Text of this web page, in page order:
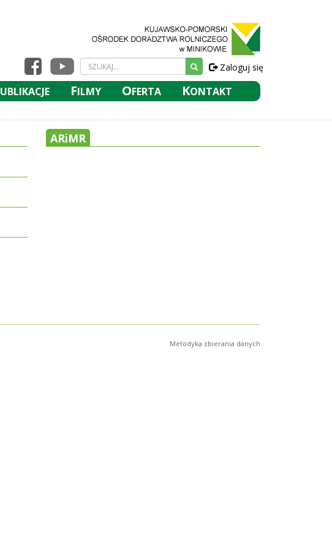
Zaloguj się
UBLIKACJE FILMY OFERTA KONTAKT
ARiMR
Metodyka zbierania danych